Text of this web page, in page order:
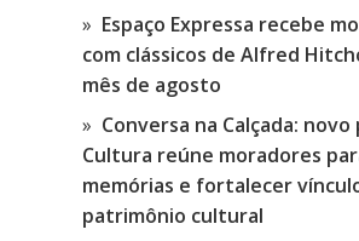
Espaço Expressa recebe
com clássicos de Alfred
mês de agosto
Conversa na Calçada:
Cultura reúne moradores
memórias e fortalecer
patrimônio cultural